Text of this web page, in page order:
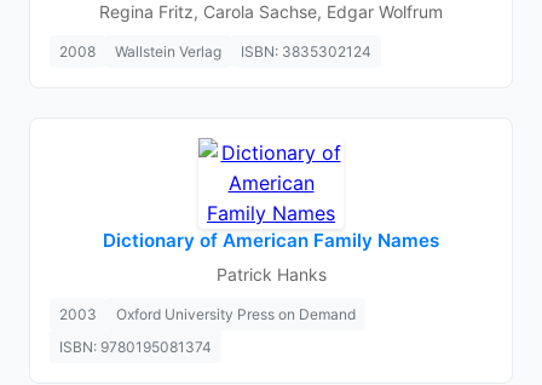
Regina Fritz, Carola Sachse, Edgar Wolfrum
2008 Wallstein Verlag ISBN: 3835302124
Dictionary of American Family Names
Patrick Hanks
2003
Oxford University Press on Demand
ISBN: 9780195081374